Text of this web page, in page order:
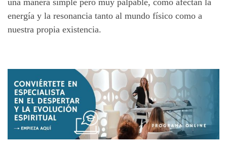
energía y la resonancia tanto al mundo físico como a
nuestra propia existencia.